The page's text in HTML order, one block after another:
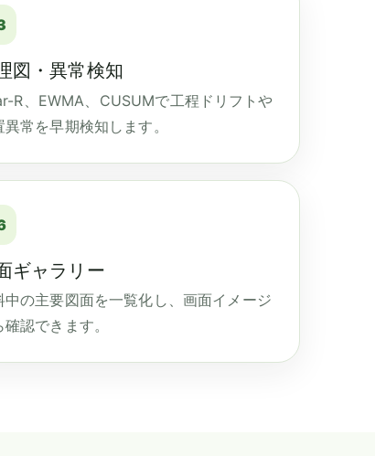
図・異常検知
R、EWMA、CUSUMで工程ドリフトや
異常を早期検知します。
ギャラリー
中の主要図面を一覧化し、画面イメージ
確認できます。